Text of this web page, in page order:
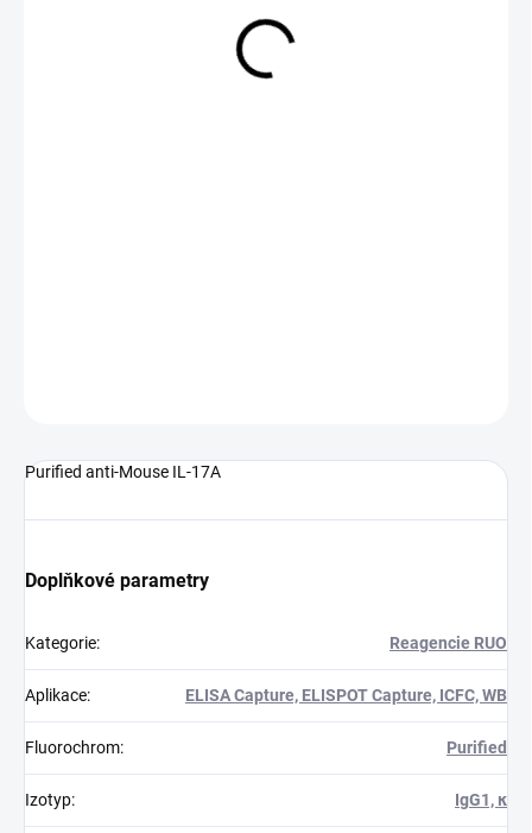
Purified anti-Mouse IL-17A
Doplňkové parametry
Kategorie: Reagencie RUO
Aplikace: ELISA Capture, ELISPOT Capture, ICFC, WB
Fluorochrom: Purified
Izotyp: IgG1, κ